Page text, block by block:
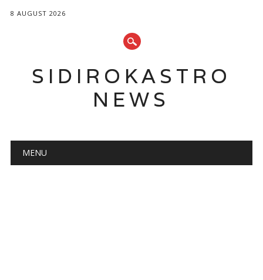
8 AUGUST 2026
SIDIROKASTRO
NEWS
Main menu
MENU